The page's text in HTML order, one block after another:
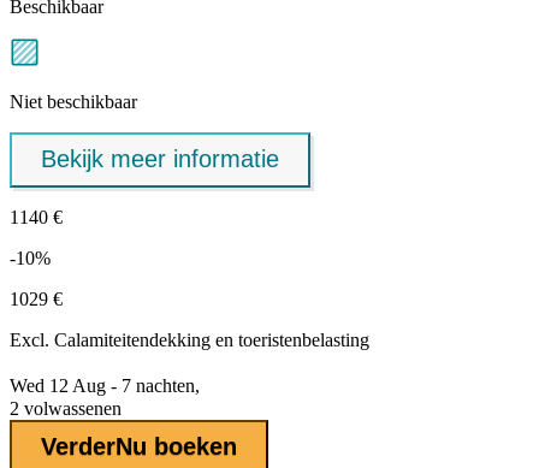
Beschikbaar
Niet beschikbaar
Bekijk meer informatie
1140 €
-10%
1029 €
Excl. Calamiteitendekking en toeristenbelasting
Wed 12 Aug - 7 nachten,
2 volwassenen
VerderNu boeken